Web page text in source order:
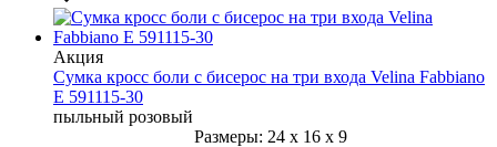
Акция
Сумка кросс боли с бисерос на три входа Velina Fabbiano
E 591115-30
пыльный розовый
Размеры: 24 x 16 x 9